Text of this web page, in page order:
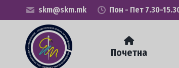
skm@skm.mk Пон - Пет 7.30-
Почетна